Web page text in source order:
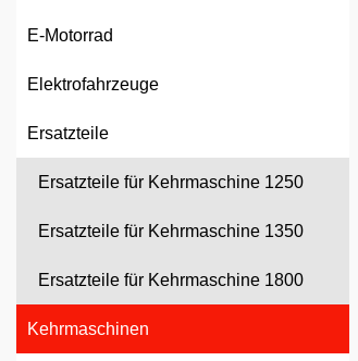
E-Motorrad
Elektrofahrzeuge
Ersatzteile
Ersatzteile für Kehrmaschine 1250
Ersatzteile für Kehrmaschine 1350
Ersatzteile für Kehrmaschine 1800
Kehrmaschinen